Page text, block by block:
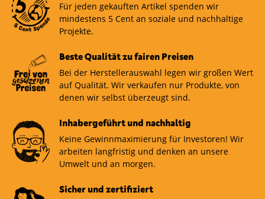
Für jeden gekauften Artikel spenden wir
mindestens 5 Cent an soziale und nachhaltige
Projekte.
Beste Qualität zu fairen Preisen
Bei der Herstellerauswahl legen wir großen Wert
auf Qualität. Wir verkaufen nur Produkte, von
denen wir selbst überzeugt sind.
Inhabergeführt und nachhaltig
Keine Gewinnmaximierung für Investoren! Wir
arbeiten langfristig und denken an unsere
Umwelt und an morgen.
Sicher und zertifiziert